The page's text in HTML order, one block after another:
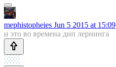
mephistopheies Jun 5 2015 at 15:09
и это во времена дип лернинга